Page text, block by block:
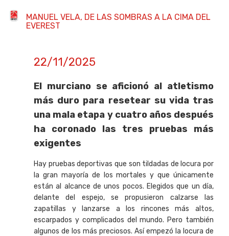
MANUEL VELA, DE LAS SOMBRAS A LA CIMA DEL
EVEREST
22/11/2025
El murciano se aficionó al atletismo
más duro para resetear su vida tras
una mala etapa y cuatro años después
ha coronado las tres pruebas más
exigentes
Hay pruebas deportivas que son tildadas de locura por
la gran mayoría de los mortales y que únicamente
están al alcance de unos pocos. Elegidos que un día,
delante del espejo, se propusieron calzarse las
zapatillas y lanzarse a los rincones más altos,
escarpados y complicados del mundo. Pero también
algunos de los más preciosos. Así empezó la locura de